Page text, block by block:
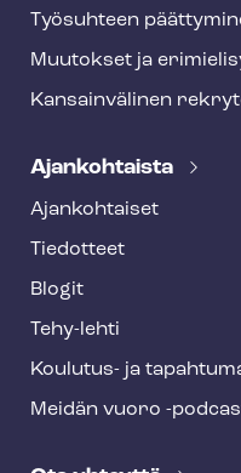
Työsuhteen
Muutokset ja
Kansainvälinen
Ajankohtaista
Ajankohtaiset
Tiedotteet
Blogit
Tehy-lehti
Koulutus- ja
Meidän vuoro -